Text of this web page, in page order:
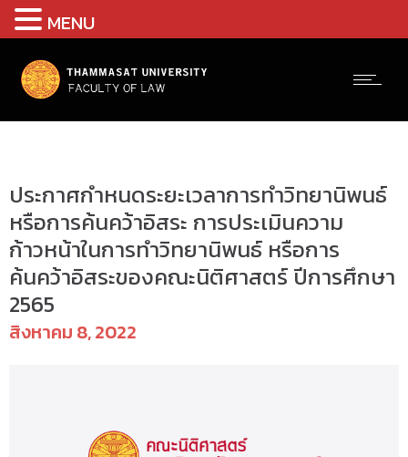
ประกาศกำหนดระยะเวลาการทำวิทยานิพนธ์
หรือการค้นคว้าอิสระ การประเมินความ
ก้าวหน้าในการทำวิทยานิพนธ์ หรือการ
ค้นคว้าอิสระของคณะนิติศาสตร์ ปีการศึกษา
2565
สิงหาคม 8, 2022
MENU